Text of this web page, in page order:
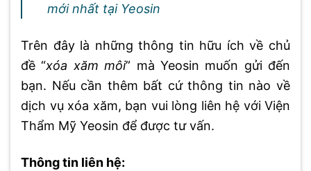
mới nhất tại Yeosin
Trên đây là những thông tin hữu ích về chủ
đề “xóa xăm môi” mà Yeosin muốn gửi đến
bạn. Nếu cần thêm bất cứ thông tin nào về
dịch vụ xóa xăm, bạn vui lòng liên hệ với Viện
Thẩm Mỹ Yeosin để được tư vấn.
Thông tin liên hệ: